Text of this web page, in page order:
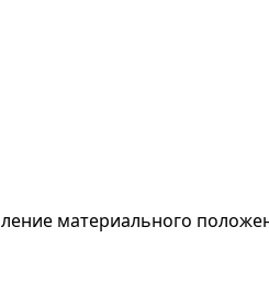
материального